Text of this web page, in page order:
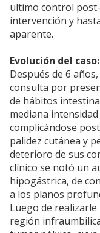
ultimo control
intervención y
aparente.
Evolución del caso:
Después de 6
consulta por
de hábitos
mediana
complicándose
palidez cutánea y
deterioro de sus
clínico se notó un
hipogástrica, de
a los planos
Luego de
región